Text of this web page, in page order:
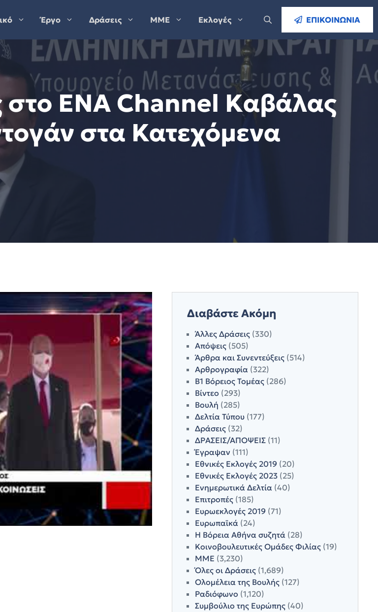
Έργο Δράσεις ΜΜΕ Εκλογές ΕΠΙΚΟΙΝΩΝΙΑ
ENA Channel Kαβάλας
στα Κατεχόμενα
Διαβάστε Ακόμη
Άλλες Δράσεις(330)
Απόψεις(505)
Άρθρα και Συνεντεύξεις(514)
Αρθρογραφία(322)
Β1 Βόρειος Τομέας(286)
Βίντεο (293)
Βουλή (285)
Δελτία Τύπου(177)
Δράσεις(32)
ΔΡΑΣΕΙΣ/ΑΠΟΨΕΙΣ(11)
Έγραψαν (111)
Εθνικές Εκλογές 2019 (20)
Εθνικές Εκλογές 2023(25)
Ενημερωτικά Δελτία(40)
Επιτροπές(185)
Ευρωεκλογές 2019 (71)
Ευρωπαϊκά(24)
Η Βόρεια Αθήνα συζητά(28)
Κοινοβουλευτικές Ομάδες Φιλίας(19)
ΜΜΕ (3,230)
Όλες οι Δράσεις(1,689)
Ολομέλεια της Βουλής(127)
Ραδιόφωνο (1,120)
Συμβούλιο της Ευρώπης(40)